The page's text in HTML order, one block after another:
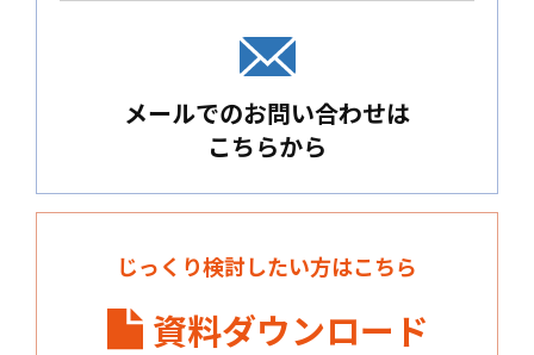
メールでのお問い合わせは
こちらから
じっくり検討したい方はこちら
資料ダウンロード